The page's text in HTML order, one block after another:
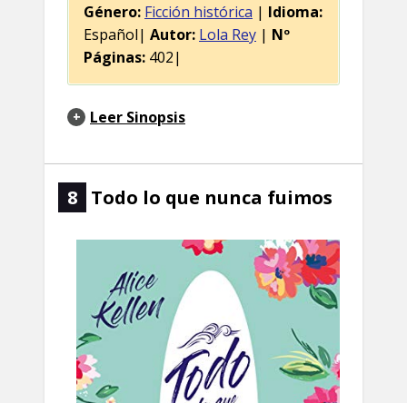
Género: Ficción histórica | Idioma:
Español| Autor: Lola Rey | Nº
Páginas: 402|
Leer Sinopsis
8 Todo lo que nunca fuimos